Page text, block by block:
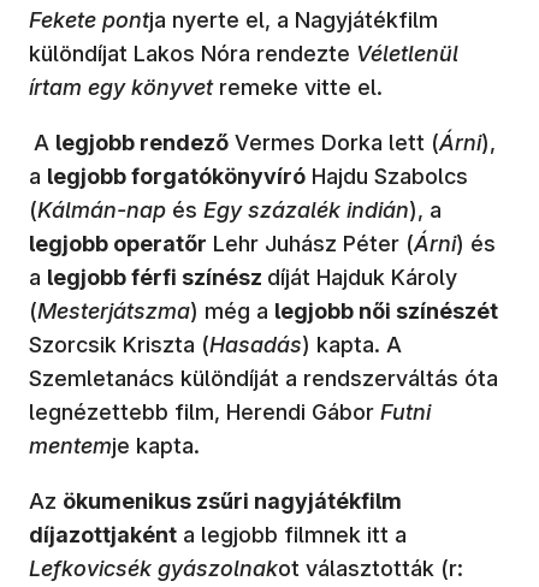
Fekete pontja nyerte el, a Nagyjátékfilm
különdíjat Lakos Nóra rendezte Véletlenül
írtam egy könyvetremeke vitte el.
A legjobb rendező Vermes Dorka lett (Árni),
a legjobb forgatókönyvíró Hajdu Szabolcs
(Kálmán-nap és Egy százalék indián), a
legjobb operatőr Lehr Juhász Péter (Árni) és
a legjobb férfi színész díját Hajduk Károly
(Mesterjátszma) még a legjobb női színészét
Szorcsik Kriszta (Hasadás) kapta. A
Szemletanács különdíját a rendszerváltás óta
legnézettebb film, Herendi Gábor Futni
mentemje kapta.
Az ökumenikus zsűri nagyjátékfilm
díjazottjaként a legjobb filmnek itt a
Lefkovicsék gyászolnakot választották (r: